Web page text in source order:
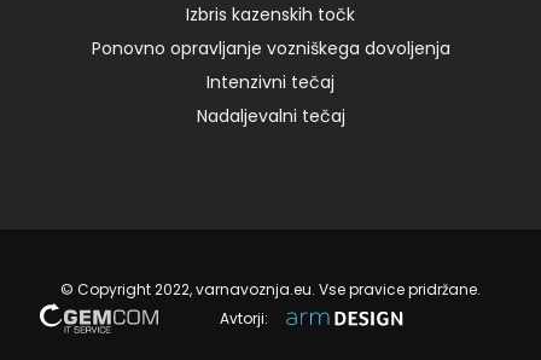
Izbris kazenskih točk
Ponovno opravljanje vozniškega dovoljenja
Intenzivni tečaj
Nadaljevalni tečaj
© Copyright 2022, varnavoznja.eu. Vse pravice pridržane.
Avtorji: